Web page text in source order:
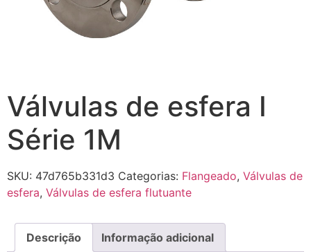
Válvulas de esfera I
Série 1M
SKU: 47d765b331d3 Categorias: Flangeado, Válvulas de
esfera, Válvulas de esfera flutuante
Descrição Informação adicional